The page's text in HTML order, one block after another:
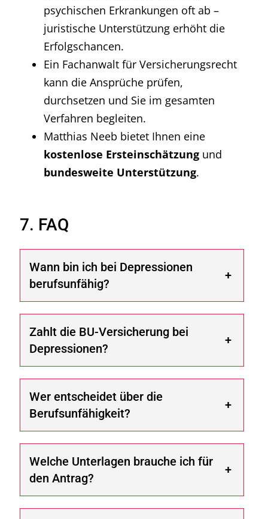
psychischen Erkrankungen oft ab –
juristische Unterstützung erhöht die
Erfolgschancen.
Ein Fachanwalt für Versicherungsrecht
kann die Ansprüche prüfen,
durchsetzen und Sie im gesamten
Verfahren begleiten.
Matthias Neeb bietet Ihnen eine
kostenlose Ersteinschätzungund
bundesweite Unterstützung.
7. FAQ
Wann bin ich bei Depressionen
berufsunfähig?
Zahlt die BU-Versicherung bei
Depressionen?
Wer entscheidet über die
Berufsunfähigkeit?
Welche Unterlagen brauche ich für
den Antrag?